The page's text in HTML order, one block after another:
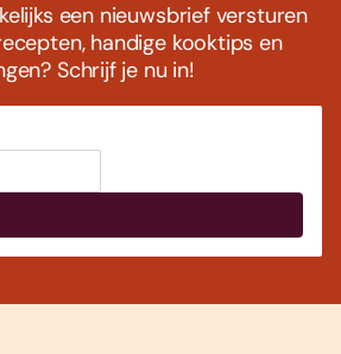
een nieuwsbrief versturen
handige kooktips en
Schrijf je nu in!